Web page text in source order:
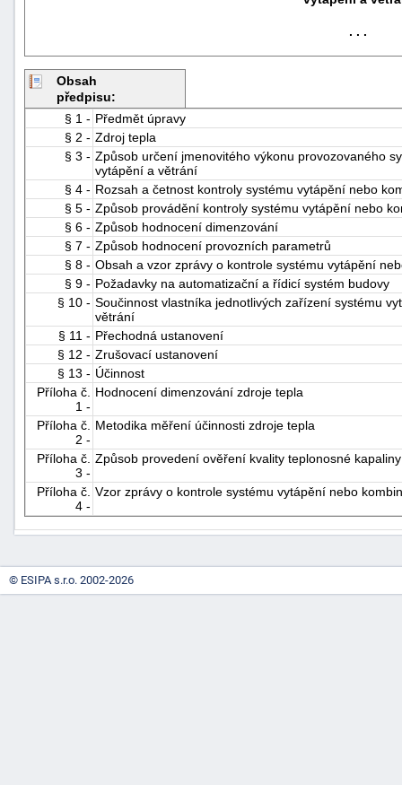
. . .
Obsah
předpisu:
§ 1 - Předmět úpravy
§ 2 - Zdroj tepla
§ 3 - Způsob určení jmenovitého výkonu provozovaného
vytápění a větrání
§ 4 - Rozsah a četnost kontroly systému vytápění nebo
§ 5 - Způsob provádění kontroly systému vytápění nebo
§ 6 - Způsob hodnocení dimenzování
§ 7 - Způsob hodnocení provozních parametrů
§ 8 - Obsah a vzor zprávy o kontrole systému vytápění
§ 9 - Požadavky na automatizační a řídicí systém budovy
§ 10 - Součinnost vlastníka jednotlivých zařízení systému
větrání
§ 11 - Přechodná ustanovení
§ 12 - Zrušovací ustanovení
§ 13 - Účinnost
Příloha č.
1 -
Hodnocení dimenzování zdroje tepla
Příloha č.
2 -
Metodika měření účinnosti zdroje tepla
Příloha č.
3 -
Způsob provedení ověření kvality teplonosné kapaliny
Příloha č.
4 -
Vzor zprávy o kontrole systému vytápění nebo
-
náhrady
"náhradě
© ESIPA s.r.o. 2002-2026